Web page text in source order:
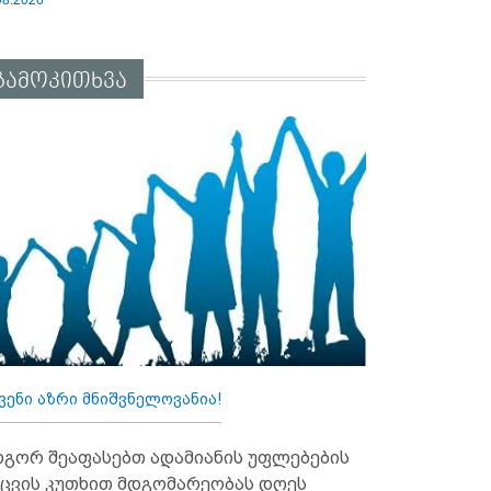
აზრი მნიშვნელოვანია!
შეაფასებთ ადამიანის უფლებების
კუთხით მდგომარეობას დღეს